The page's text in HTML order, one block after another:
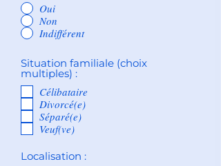
Oui
Non
Indifférent
Situation familiale (choix
multiples) :
Célibataire
Divorcé(e)
Séparé(e)
Veuf(ve)
Localisation :